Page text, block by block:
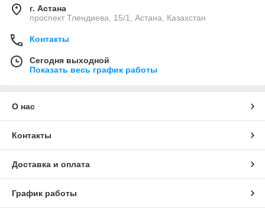
г. Астана
проспект Тлендиева, 15/1, Астана, Казахстан
Контакты
Сегодня выходной
Показать весь график работы
О нас
Контакты
Доставка и оплата
График работы